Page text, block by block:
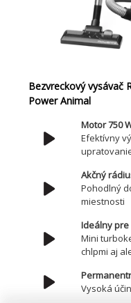
Bezvreckový vysávač
Power Animal
Motor 750
Efektívny
Akčný
Pohodlný
miestnosti
Ideálny
Mini
chlpmi aj
Vysoká